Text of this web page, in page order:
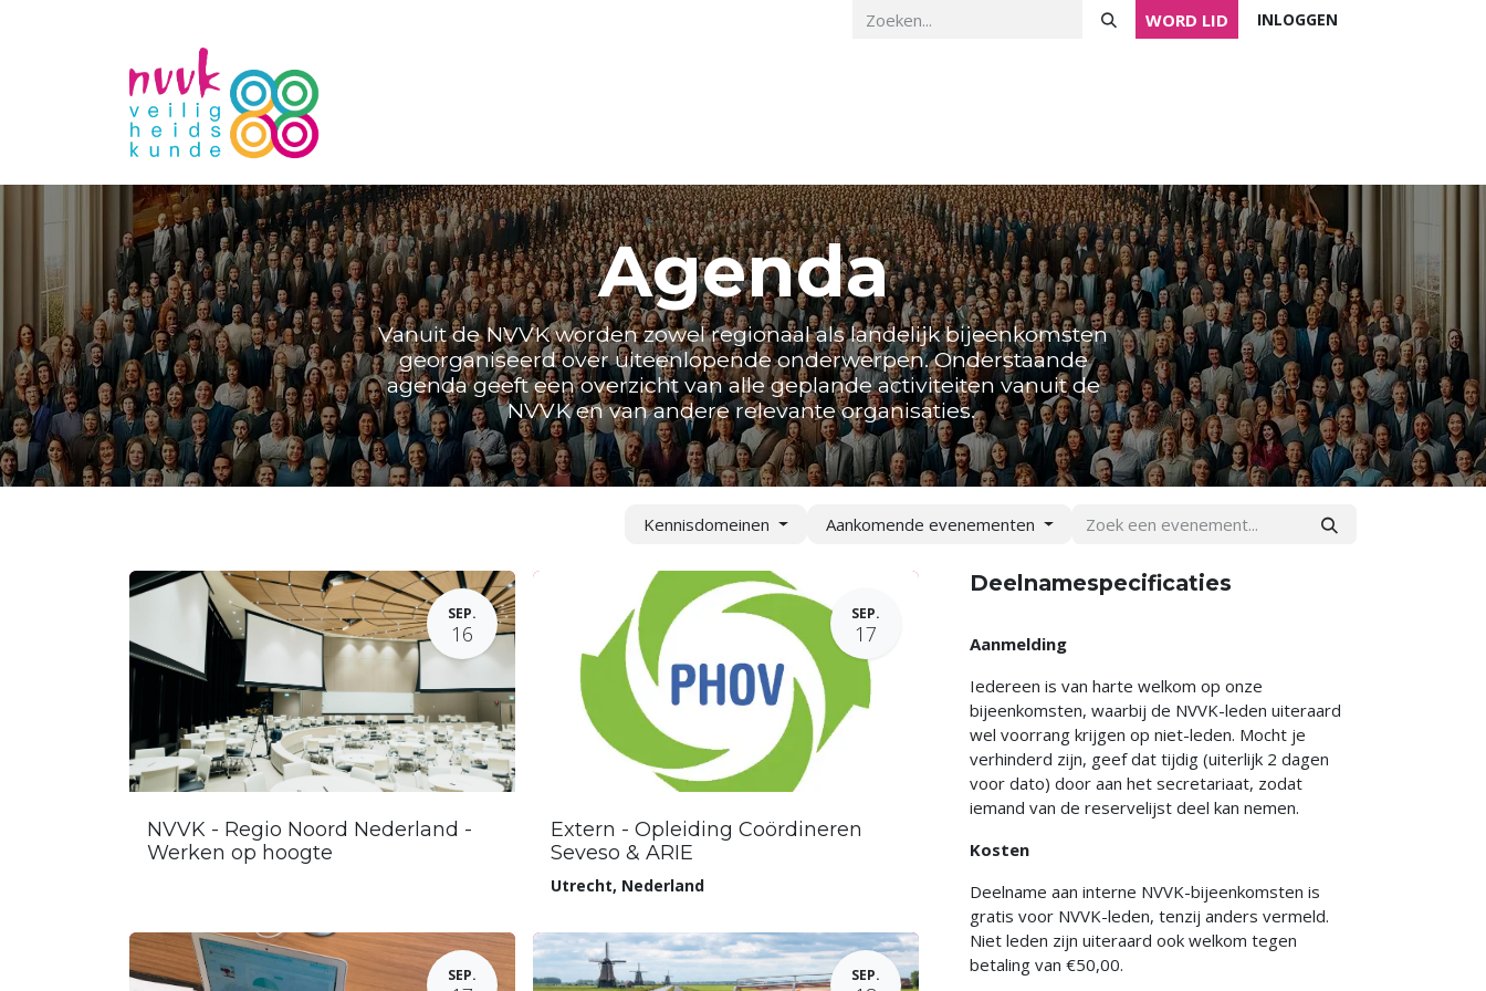
WORD LID INLOGGEN
Agenda
Vanuit de NVVK worden zowel regionaal als landelijk bijeenkomsten
georganiseerd over uiteenlopende onderwerpen. Onderstaande
agenda geeft een overzicht van alle geplande activiteiten vanuit de
NVVK en van andere relevante organisaties.
Kennisdomeinen Aankomende evenementen
SEP.
16
NVVK - Regio Noord Nederland -
Werken op hoogte
SEP.
17
Extern - Opleiding Coördineren
Seveso & ARIE
Utrecht, Nederland
SEP. SEP.
Deelnamespecificaties
Aanmelding
Iedereen is van harte welkom op onze
bijeenkomsten, waarbij de NVVK-leden uiteraard
wel voorrang krijgen op niet-leden. Mocht je
verhinderd zijn, geef dat tijdig (uiterlijk 2 dagen
voor dato) door aan het secretariaat, zodat
iemand van de reservelijst deel kan nemen.
Kosten
Deelname aan interne NVVK-bijeenkomsten is
gratis voor NVVK-leden, tenzij anders vermeld.
Niet leden zijn uiteraard ook welkom tegen
betaling van €50,00.